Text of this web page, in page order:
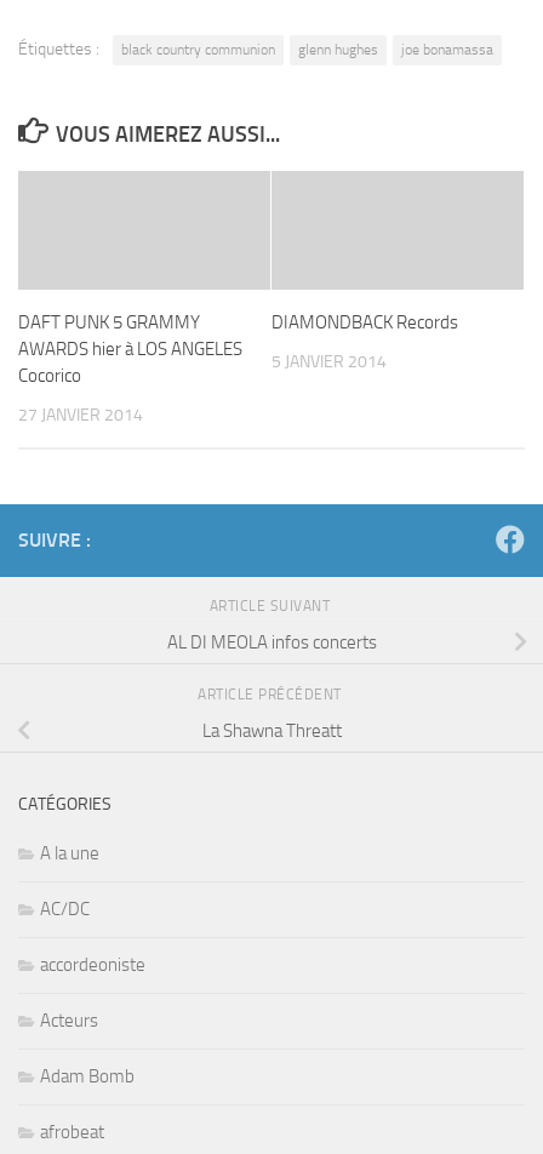
Étiquettes : black country communion glenn hughes joe bonamassa
VOUS AIMEREZ AUSSI...
DAFT PUNK 5 GRAMMY
AWARDS hier à LOS ANGELES
Cocorico
27 JANVIER 2014
DIAMONDBACK Records
5 JANVIER 2014
SUIVRE :
ARTICLE SUIVANT
AL DI MEOLA infos concerts
ARTICLE PRÉCÉDENT
La Shawna Threatt
CATÉGORIES
A la une
AC/DC
accordeoniste
Acteurs
Adam Bomb
afrobeat